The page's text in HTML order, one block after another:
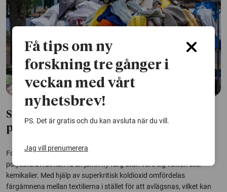
Så kan färgat textilavfall av polyester
processas utan kemikalier
Forskare har utvecklat en metod som gör att blandat, färgat
polyesteravfall kan få en jämn ny färg utan vare sig vatten eller
kemikalier. Med hjälp av superkritisk koldioxid omfördelas
färgämnena mellan textilierna i stället för att avlägsnas, vilket kan
Få tips om ny
forskning tre gånger i
veckan med vårt
nyhetsbrev!
PS. Det är gratis och du kan avsluta när du vill.
Jag vill prenumerera